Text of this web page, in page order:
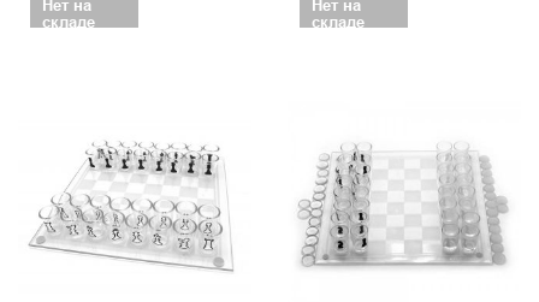
Нет на
складе
Нет на
складе